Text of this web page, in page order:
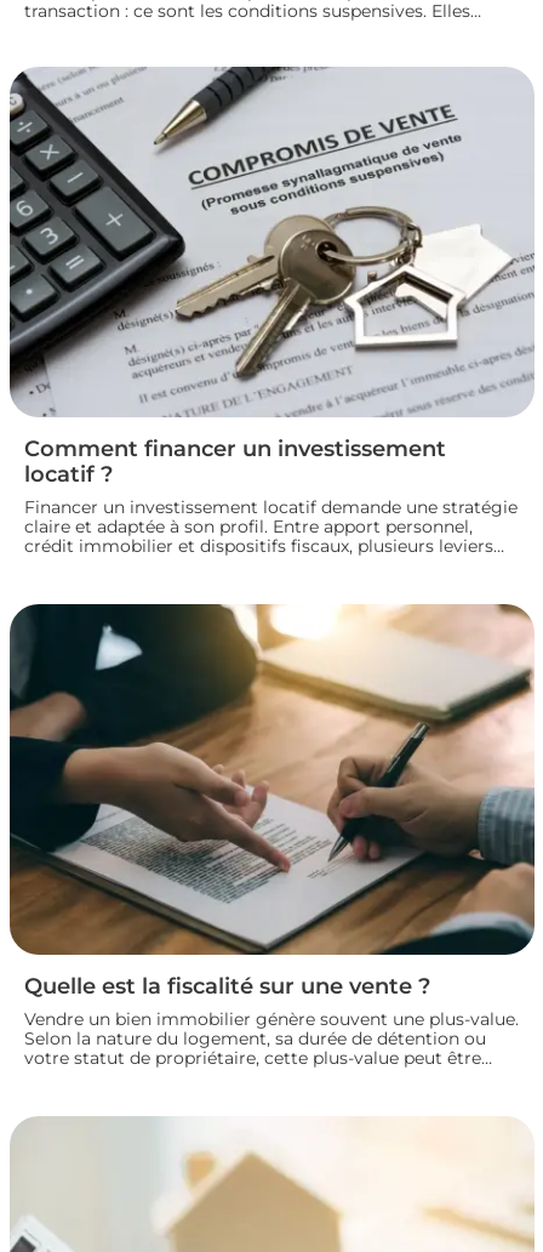
transaction : ce sont les conditions suspensives. Elles
parties jusqu’à la réalisation du projet immobilier. Nous
faisons le point sur leur fonctionnement et leur rôle dans
le bon déroulement d’une transaction immobilière.
Comment financer un investissement
locatif ?
Financer un investissement locatif demande une stratégie
claire et adaptée à son profil. Entre apport personnel,
crédit immobilier et dispositifs fiscaux, plusieurs leviers
solutions pour construire un plan de financement solide
et lancer son investissement locatif dans de bonnes
conditions.
Quelle est la fiscalité sur une vente ?
Vendre un bien immobilier génère souvent une plus-value.
Selon la nature du logement, sa durée de détention ou
votre statut de propriétaire, cette plus-value peut être
exonérations et démarches à connaître avant de signer